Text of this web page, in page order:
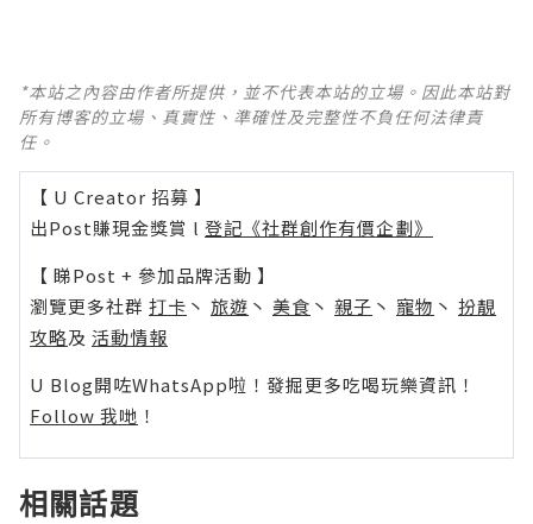
*本站之內容由作者所提供，並不代表本站的立場。因此本站對
所有博客的立場、真實性、準確性及完整性不負任何法律責
任。
【 U Creator 招募 】
出Post賺現金獎賞 l 登記《社群創作有價企劃》
【 睇Post + 參加品牌活動 】
瀏覽更多社群 打卡 丶 旅遊 丶 美食 丶 親子 丶 寵物 丶 扮靚
攻略及 活動情報
U Blog開咗WhatsApp啦！發掘更多吃喝玩樂資訊！
Follow 我哋 ！
相關話題